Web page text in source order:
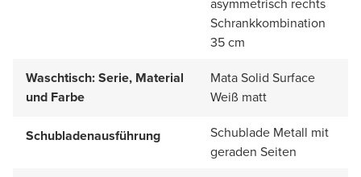
Schrankkombination
35 cm
Waschtisch: Serie, Material
und Farbe
Mata Solid Surface
Weiß matt
Schubladenausführung
Schublade Metall mit
geraden Seiten